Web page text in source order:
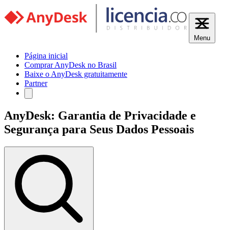
Menu
Página inicial
Comprar AnyDesk no Brasil
Baixe o AnyDesk gratuitamente
Partner
AnyDesk: Garantia de Privacidade e
Segurança para Seus Dados Pessoais